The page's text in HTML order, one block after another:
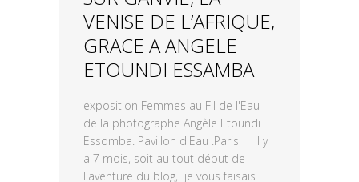
VENISE DE L’AFRIQUE,
GRACE A ANGELE
ETOUNDI ESSAMBA
exposition Femmes au Fil de l'Eau
de la photographe Angèle Etoundi
Essomba. Pavillon d'Eau .Paris Il y
a 7 mois, soit au tout début de
l'aventure du blog, je vous faisais